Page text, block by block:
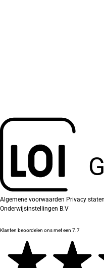
Algemene voorwaarden Privacy
Onderwijsinstellingen B.V
Klanten beoordelen ons met een 7.7